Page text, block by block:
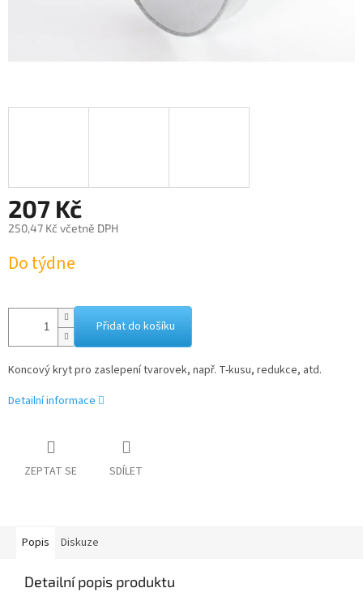
207 Kč
250,47 Kč včetně DPH
cena:
Do týdne
Přidat do košíku
Koncový kryt pro zaslepení tvarovek, např. T-kusu, redukce, atd.
Detailní informace
ZEPTAT SE SDÍLET
Popis Diskuze
Detailní popis produktu